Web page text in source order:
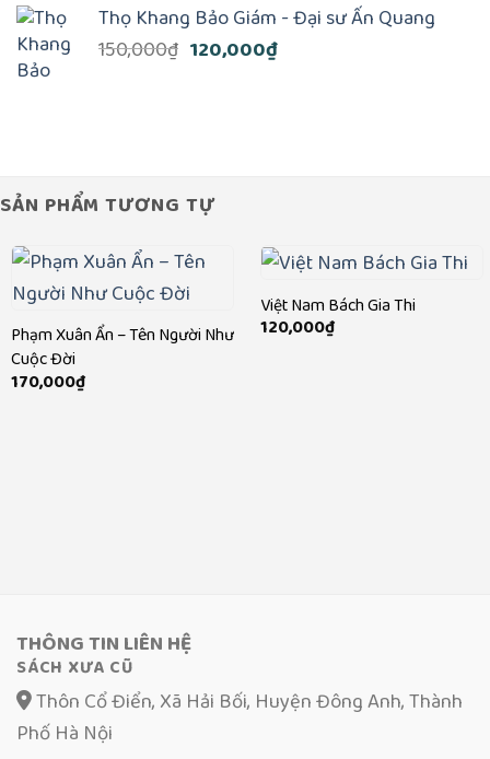
là:
495,000₫.
tại
Thọ Khang Bảo Giám - Đại sư Ấn Quang
150,000₫ Giá
120,000₫Giá
SẢN PHẨM TƯƠNG TỰ
Phạm Xuân Ẩn – Tên Người Như
Cuộc Đời
170,000₫
Việt Nam Bách Gia Thi
120,000₫
THÔNG TIN LIÊN HỆ
SÁCH XƯA CŨ
Thôn Cổ Điển, Xã Hải Bối, Huyện Đông Anh, Thành
Phố Hà Nội